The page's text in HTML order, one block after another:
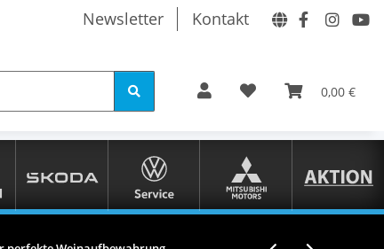
Newsletter Kontakt
0,00 €